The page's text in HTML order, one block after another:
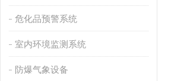
危化品预警系统
室内环境监测系统
防爆气象设备